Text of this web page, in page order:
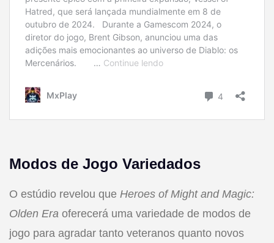
Modos de Jogo Variedados
O estúdio revelou que Heroes of Might and Magic:
Olden Era oferecerá uma variedade de modos de
jogo para agradar tanto veteranos quanto novos